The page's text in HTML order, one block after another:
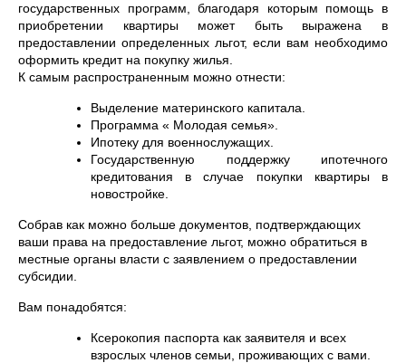
государственных программ, благодаря которым помощь в
приобретении квартиры может быть выражена в
предоставлении определенных льгот, если вам необходимо
оформить кредит на покупку жилья.
К самым распространенным можно отнести:
Выделение материнского капитала.
Программа « Молодая семья».
Ипотеку для военнослужащих.
Государственную поддержку ипотечного
кредитования в случае покупки квартиры в
новостройке.
Собрав как можно больше документов, подтверждающих
ваши права на предоставление льгот, можно обратиться в
местные органы власти с заявлением о предоставлении
субсидии.
Вам понадобятся:
Ксерокопия паспорта как заявителя и всех
взрослых членов семьи, проживающих с вами.